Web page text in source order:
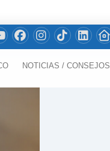
NOTICIAS / CONSEJOS